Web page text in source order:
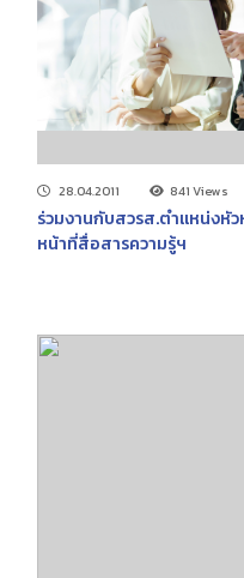
28.04.2011 841 Views
ร่วมงานกับสวรส.ตำแหน่งหั
หน้าที่สื่อสารความรู้ฯ